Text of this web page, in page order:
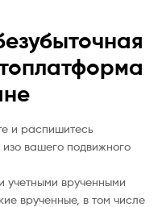
и распишитесь
вашего подвижного
учетными врученными
врученные, в том числе